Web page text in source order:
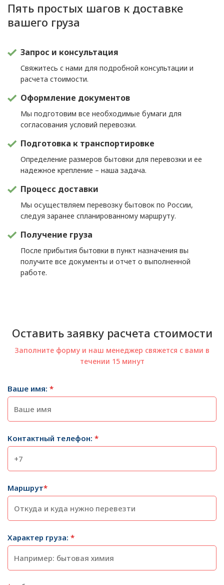
Пять простых шагов к доставке
вашего груза
Запрос и консультация
Свяжитесь с нами для подробной консультации и
расчета стоимости.
Оформление документов
Мы подготовим все необходимые бумаги для
согласования условий перевозки.
Подготовка к транспортировке
Определение размеров бытовки для перевозки и ее
надежное крепление – наша задача.
Процесс доставки
Мы осуществляем перевозку бытовок по России,
следуя заранее спланированному маршруту.
Получение груза
После прибытия бытовки в пункт назначения вы
получите все документы и отчет о выполненной
работе.
Оставить заявку расчета стоимости
Заполните форму и наш менеджер свяжется с вами в
течении 15 минут
Ваше имя: *
Контактный телефон: *
Маршрут*
Характер груза: *